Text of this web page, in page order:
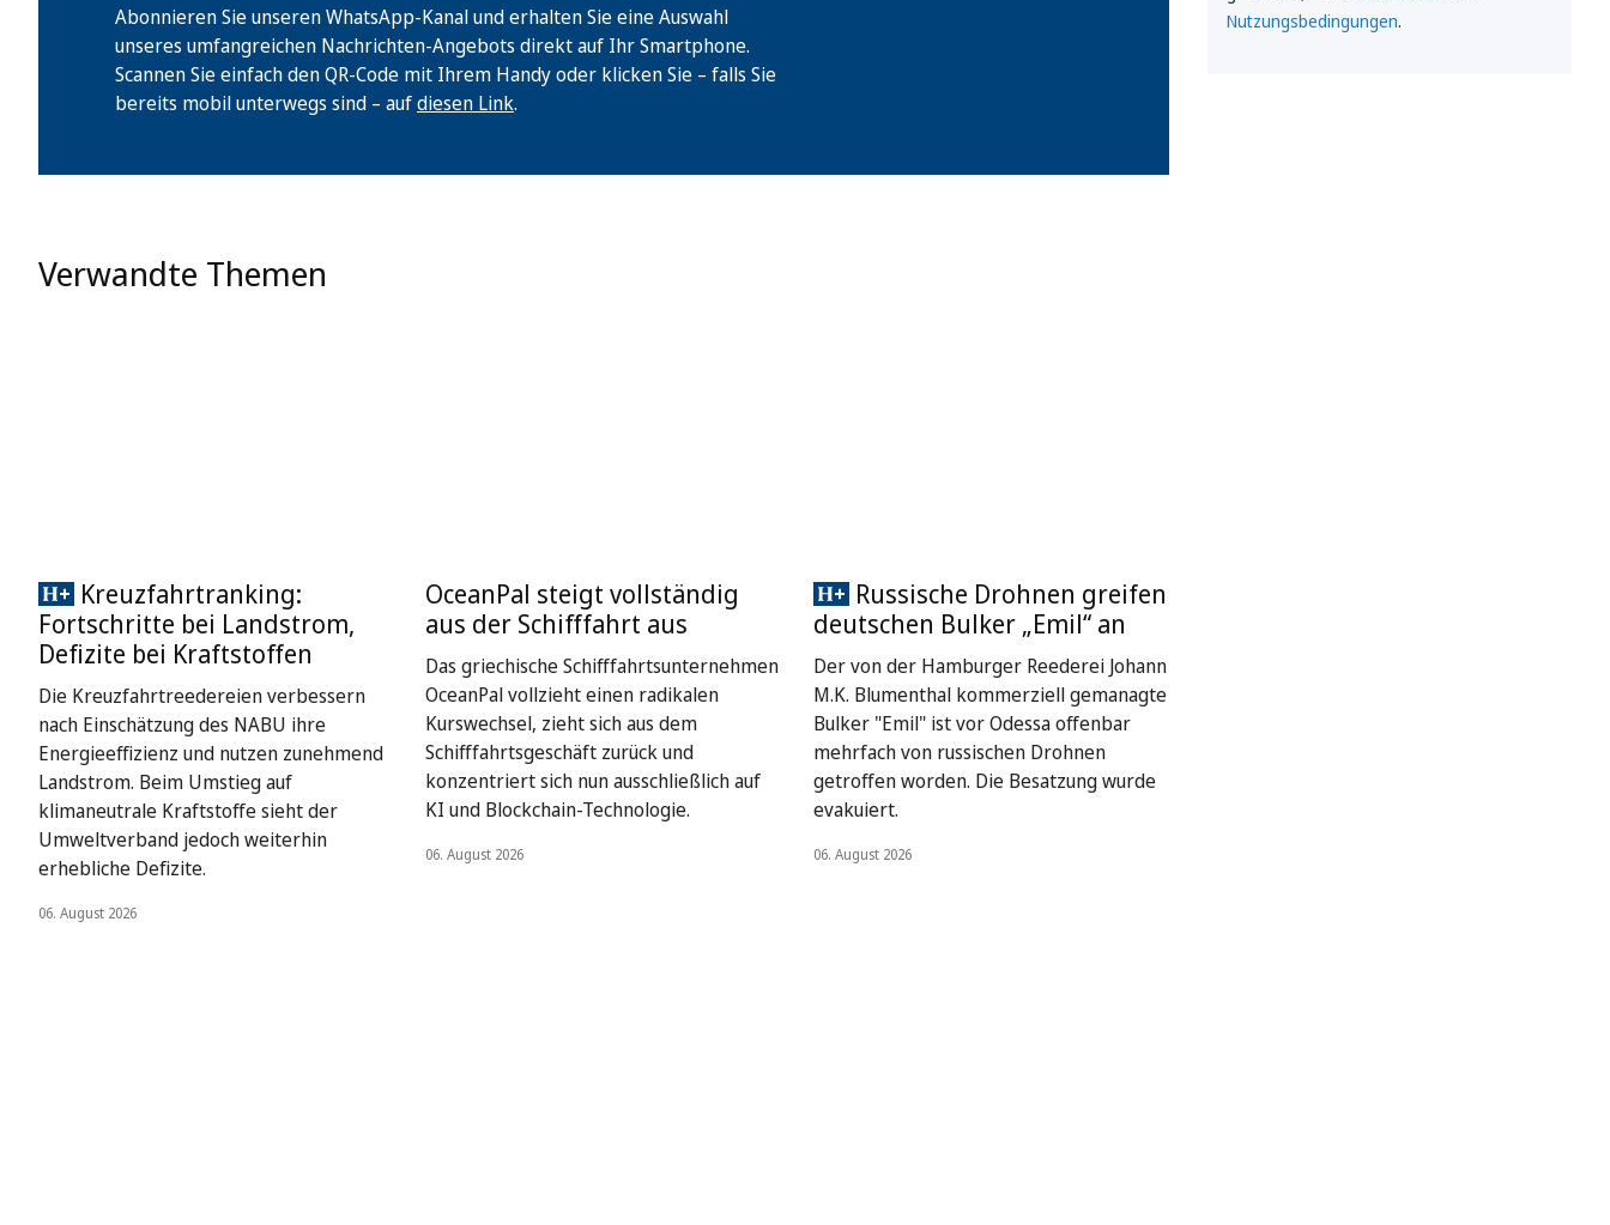
Abonnieren Sie unseren WhatsApp-Kanal und erhalten Sie eine Auswahl
unseres umfangreichen Nachrichten-Angebots direkt auf Ihr Smartphone.
Scannen Sie einfach den QR-Code mit Ihrem Handy oder klicken Sie – falls Sie
bereits mobil unterwegs sind – aufdiesen Link.
Verwandte Themen
Kreuzfahrtranking:
Fortschritte bei Landstrom,
Defizite bei Kraftstoffen
Die Kreuzfahrtreedereien verbessern
nach Einschätzung des NABU ihre
Energieeffizienz und nutzen zunehmend
Landstrom. Beim Umstieg auf
klimaneutrale Kraftstoffe sieht der
Umweltverband jedoch weiterhin
erhebliche Defizite.
06. August 2026
OceanPal steigt vollständig
aus der Schifffahrt aus
Das griechische Schifffahrtsunternehmen
OceanPal vollzieht einen radikalen
Kurswechsel, zieht sich aus dem
Schifffahrtsgeschäft zurück und
konzentriert sich nun ausschließlich auf
KI und Blockchain-Technologie.
06. August 2026
Russische Drohnen greifen
deutschen Bulker „Emil“ an
Der von der Hamburger Reederei Johann
M.K. Blumenthal kommerziell gemanagte
Bulker "Emil" ist vor Odessa offenbar
mehrfach von russischen Drohnen
getroffen worden. Die Besatzung wurde
evakuiert.
06. August 2026
Nutzungsbedingungen.